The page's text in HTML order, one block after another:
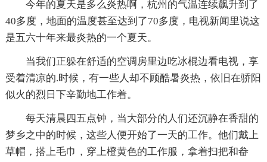
今年的夏天是多么炎热啊，杭州的气温连续飙升到了
40多度，地面的温度甚至达到了70多度，电视新闻里说这
是五六十年来最炎热的一个夏天。
当我们正躲在舒适的空调房里边吃冰棍边看电视，享
受着清凉的.时候，有一些人却不顾酷暑炎热，依旧在骄阳
似火的烈日下辛勤地工作着。
每天清晨四五点钟，当大部分的人们还沉静在香甜的
梦乡之中的时候，这些人便开始了一天的工作。他们戴上
草帽，搭上毛巾，穿上橙黄色的工作服，拿着扫把和畚